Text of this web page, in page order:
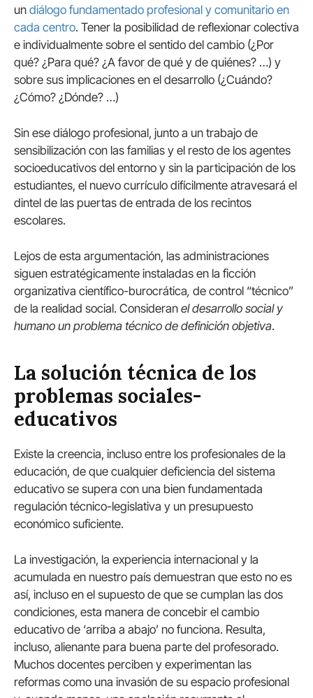
un diálogo fundamentado profesional y comunitario en
cada centro. Tener la posibilidad de reflexionar colectiva
e individualmente sobre el sentido del cambio (¿Por
qué? ¿Para qué? ¿A favor de qué y de quiénes? …) y
sobre sus implicaciones en el desarrollo (¿Cuándo?
¿Cómo? ¿Dónde? …)
Sin ese diálogo profesional, junto a un trabajo de
sensibilización con las familias y el resto de los agentes
socioeducativos del entorno y sin la participación de los
estudiantes, el nuevo currículo difícilmente atravesará el
dintel de las puertas de entrada de los recintos
escolares.
Lejos de esta argumentación, las administraciones
siguen estratégicamente instaladas en la ficción
organizativa científico-burocrática, de control “técnico”
de la realidad social. Consideran el desarrollo social y
humano un problema técnico de definición objetiva.
La solución técnica de los
problemas sociales-
educativos
Existe la creencia, incluso entre los profesionales de la
educación, de que cualquier deficiencia del sistema
educativo se supera con una bien fundamentada
regulación técnico-legislativa y un presupuesto
económico suficiente.
La investigación, la experiencia internacional y la
acumulada en nuestro país demuestran que esto no es
así, incluso en el supuesto de que se cumplan las dos
condiciones, esta manera de concebir el cambio
educativo de ‘arriba a abajo’ no funciona. Resulta,
incluso, alienante para buena parte del profesorado.
Muchos docentes perciben y experimentan las
reformas como una invasión de su espacio profesional